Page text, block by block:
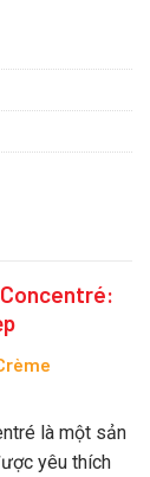
là một sản
yêu thích